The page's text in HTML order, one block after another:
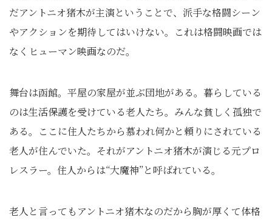
だアントニオ猪木が主演ということで、派手な格闘シーン
やアクションを期待してはいけない。これは格闘映画では
なくヒューマン映画なのだ。
舞台は函館。平屋の家屋が並ぶ団地がある。暮らしている
のは生活保護を受けている老人たち。みんな貧しく孤独で
ある。ここに住人たちから慕われ何かと頼りにされている
老人が住んでいた。それがアントニオ猪木が演じる元プロ
レスラー。住人からは“大魔神”と呼ばれている。
老人と言ってもアントニオ猪木なのだから胸が厚くて体格